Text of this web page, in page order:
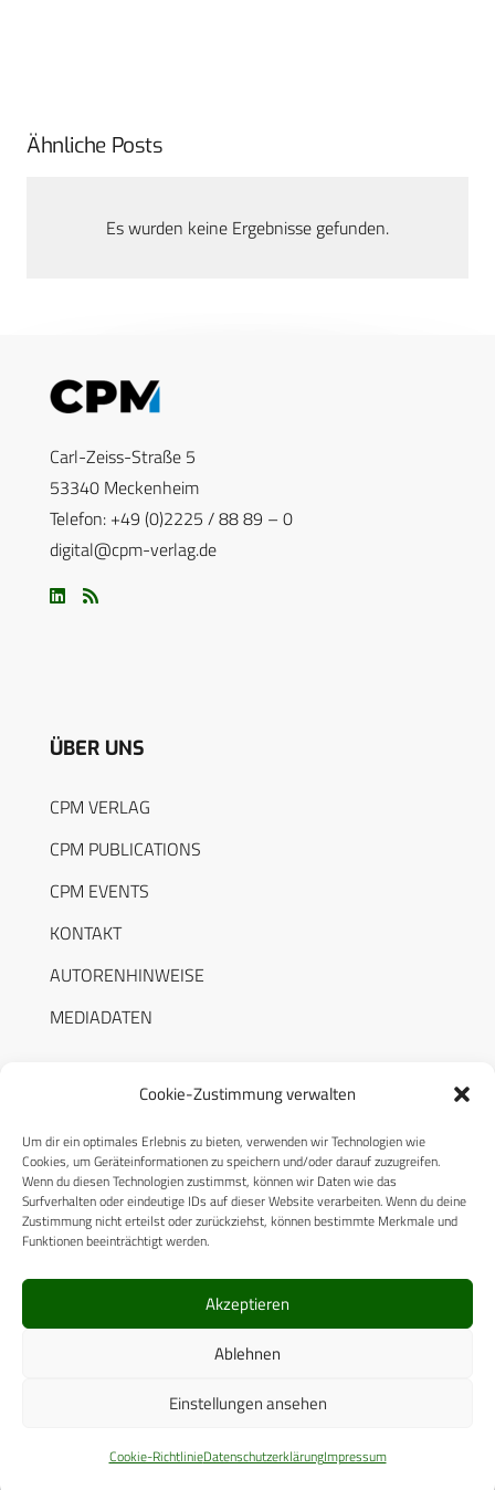
Cookie-Zustimmung verwalten
Um dir ein optimales Erlebnis zu bieten, verwenden wir Technologien wie
Cookies, um Geräteinformationen zu speichern und/oder darauf zuzugreifen.
Wenn du diesen Technologien zustimmst, können wir Daten wie das
Surfverhalten oder eindeutige IDs auf dieser Website verarbeiten. Wenn du deine
Zustimmung nicht erteilst oder zurückziehst, können bestimmte Merkmale und
Funktionen beeinträchtigt werden.
Akzeptieren
Ablehnen
Einstellungen ansehen
Cookie-RichtlinieDatenschutzerklärungImpressum
Ähnliche Posts
Es wurden keine Ergebnisse gefunden.
Carl-Zeiss-Straße 5
53340 Meckenheim
Telefon: +49 (0)2225 / 88 89 – 0
digital@cpm-verlag.de
ÜBER UNS
CPM VERLAG
CPM PUBLICATIONS
CPM EVENTS
KONTAKT
AUTORENHINWEISE
MEDIADATEN
RECHTLICHES
Datenschutzerklärung
Cookie-Richtlinie (EU)
© 2025 CPM GmbH – Alle Rechte vorbehalten